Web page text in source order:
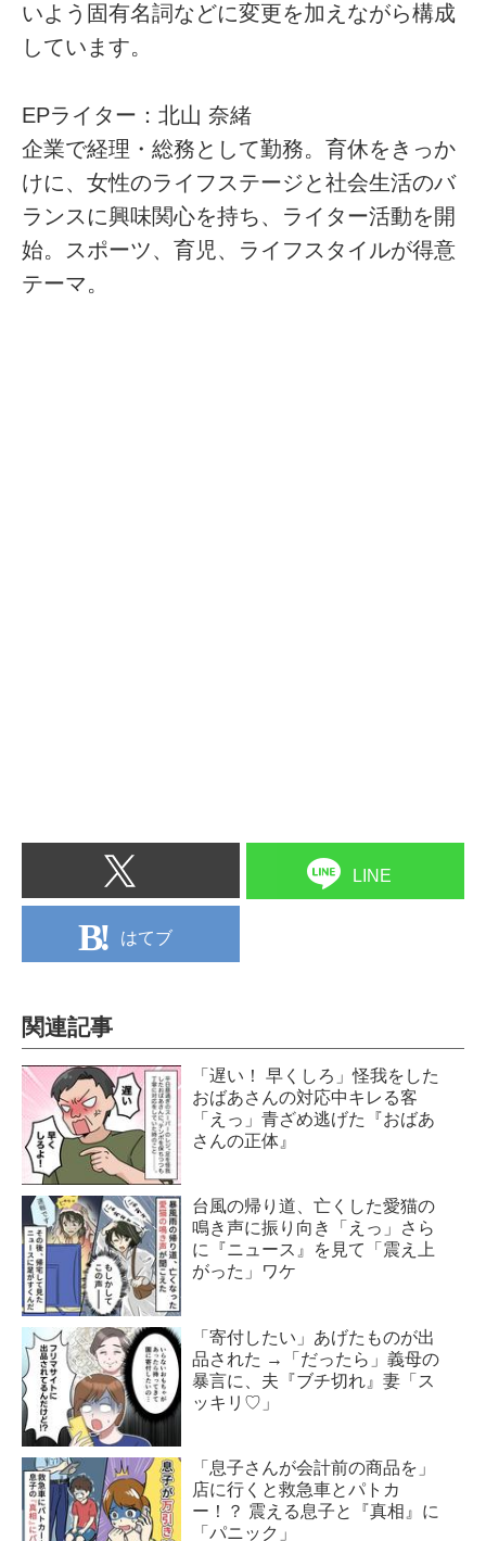
いよう固有名詞などに変更を加えながら構成
しています。
EPライター：北山 奈緒
企業で経理・総務として勤務。育休をきっか
けに、女性のライフステージと社会生活のバ
ランスに興味関心を持ち、ライター活動を開
始。スポーツ、育児、ライフスタイルが得意
テーマ。
LINE
はてブ
関連記事
「遅い！ 早くしろ」怪我をした
おばあさんの対応中キレる客
「えっ」青ざめ逃げた『おばあ
さんの正体』
台風の帰り道、亡くした愛猫の
鳴き声に振り向き「えっ」さら
に『ニュース』を見て「震え上
がった」ワケ
「寄付したい」あげたものが出
品された →「だったら」義母の
暴言に、夫『ブチ切れ』妻「ス
ッキリ♡」
「息子さんが会計前の商品を」
店に行くと救急車とパトカ
ー！？ 震える息子と『真相』に
「パニック」